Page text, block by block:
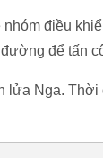
nhóm điều
để tấn
lửa Nga.